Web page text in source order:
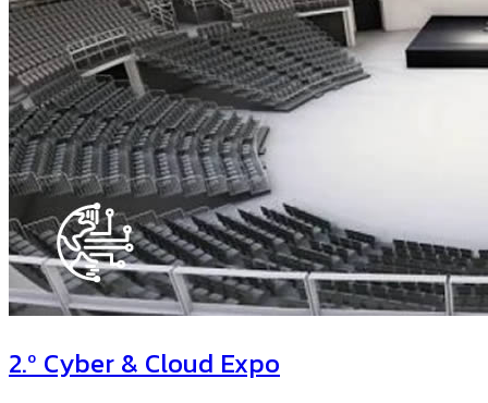
2.º Cyber & Cloud Expo